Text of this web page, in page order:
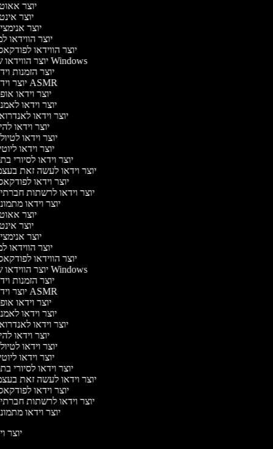
יוצר
יוצר
יוצר
יוצר הווידאו
יוצר הווידאו
יוצר הווידאו של Windows
יוצר הזמנות
יוצר וידאו ASMR
יוצר וידאו
יוצר וידאו
יוצר וידאו
יוצר וידאו
יוצר וידאו
יוצר וידאו
יוצר וידאו לסיורי
יוצר וידאו לעשה זאת
יוצר וידאו
יוצר וידאו לרשתות
יוצר וידאו
יוצר
יוצר
יוצר
יוצר הווידאו
יוצר הווידאו
יוצר הווידאו של Windows
יוצר הזמנות
יוצר וידאו ASMR
יוצר וידאו
יוצר וידאו
יוצר וידאו
יוצר וידאו
יוצר וידאו
יוצר וידאו
יוצר וידאו לסיורי
יוצר וידאו לעשה זאת
יוצר וידאו
יוצר וידאו לרשתות
יוצר וידאו
יוצר